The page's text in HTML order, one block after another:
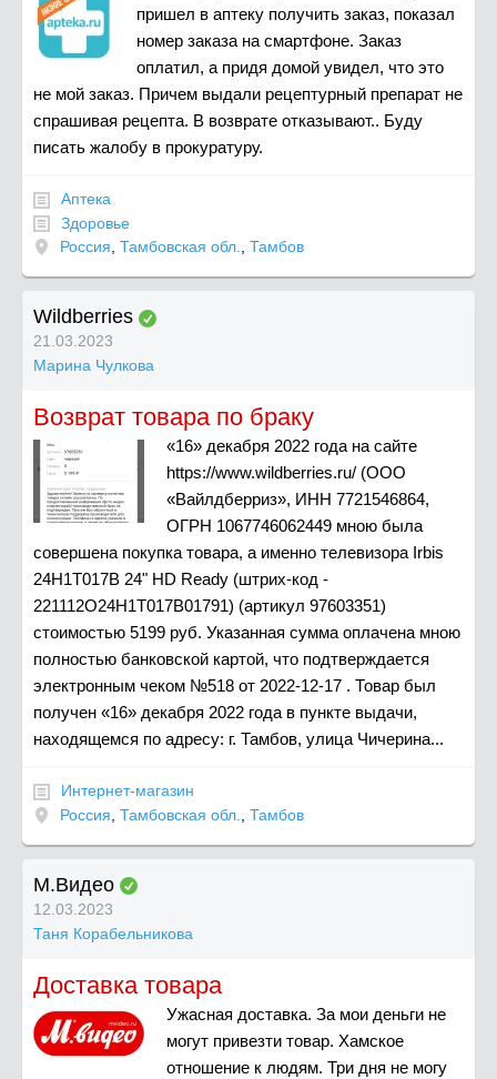
пришел в аптеку получить заказ, показал
номер заказа на смартфоне. Заказ
оплатил, а придя домой увидел, что это
не мой заказ. Причем выдали рецептурный препарат не
спрашивая рецепта. В возврате отказывают.. Буду
писать жалобу в прокуратуру.
Аптека
Здоровье
Россия Тамбовская обл. Тамбов
Wildberries
21.03.2023
Марина Чулкова
Возврат товара по браку
«16» декабря 2022 года на сайте
https://www.wildberries.ru/ (ООО
«Вайлдберриз», ИНН 7721546864,
ОГРН 1067746062449 мною была
совершена покупка товара, а именно телевизора Irbis
24H1T017B 24" HD Ready (штрих-код -
221112O24H1T017B01791) (артикул 97603351)
стоимостью 5199 руб. Указанная сумма оплачена мною
полностью банковской картой, что подтверждается
электронным чеком №518 от 2022-12-17 . Товар был
получен «16» декабря 2022 года в пункте выдачи,
находящемся по адресу: г. Тамбов, улица Чичерина...
Интернет-магазин
Россия Тамбовская обл. Тамбов
М.Видео
12.03.2023
Таня Корабельникова
Доставка товара
Ужасная доставка. За мои деньги не
могут привезти товар. Хамское
отношение к людям. Три дня не могу